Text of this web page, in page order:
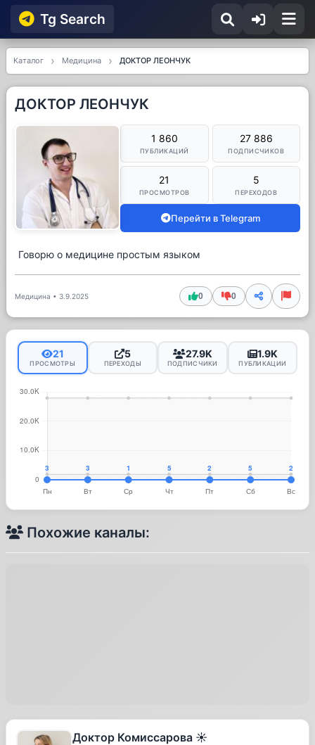
Tg Searсh
Каталог Медицина ДОКТОР ЛЕОНЧУК
ДОКТОР ЛЕОНЧУК
1 860
ПУБЛИКАЦИЙ
27 886
ПОДПИСЧИКОВ
21
ПРОСМОТРОВ
5
ПЕРЕХОДОВ
Перейти в Telegram
Говорю о медицине простым языком
Медицина • 3.9.2025 0 0
21
ПРОСМОТРЫ
5
ПЕРЕХОДЫ
27.9K
ПОДПИСЧИКИ
1.9K
ПУБЛИКАЦИИ
Похожие каналы:
Доктор Комиссарова ☀️